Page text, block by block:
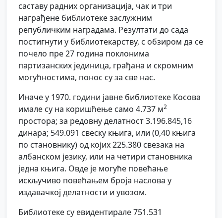
саставу радних организација, чак и три
награђене библиотеке заслужним
републичким наградама. Резултати до сада
постигнути у библиотекарству, с обзиром да се
почело пре 27 година поклонима
партизанских јединица, грађана и скромним
могућностима, понос су за све нас.
Иначе у 1970. години јавне библиотеке Косова
имале су на коришћење само 4.737 м2
простора; за редовну делатност 3.196.845,16
динара; 549.091 свеску књига, или (0,40 књига
по становнику) од којих 225.380 свезака на
албанском језику, или на четири становника
једна књига. Овде је могуће повећање
искључиво повећањем броја наслова у
издавачкој делатности и увозом.
Библиотеке су евидентирале 751.531